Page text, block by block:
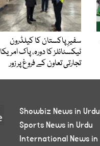
سفیرِ پاکستان کا کیلڈرون
ٹیکسٹائلز کا دورہ، پاک امریکا
تجارتی تعاون کے فروغ پر زور
Showbiz News in Urdu
Sports News in Urdu
International News in